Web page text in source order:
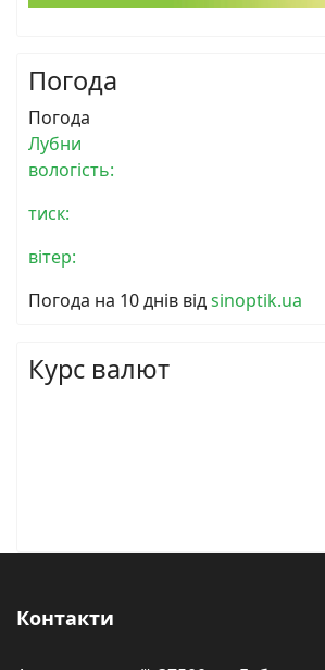
Погода
Погода
Лубни
вологість:
тиск:
вітер:
Погода на 10 днів відsinoptik.ua
Курс валют
Контакти